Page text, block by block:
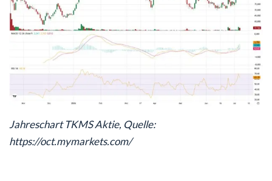
Jahreschart TKMS Aktie, Quelle:
https://oct.mymarkets.com/